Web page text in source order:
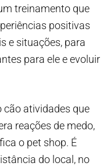
treinamento que
positivas
e situações, para
para ele e evoluir
cão atividades que
reações de medo,
o pet shop. É
do local, no